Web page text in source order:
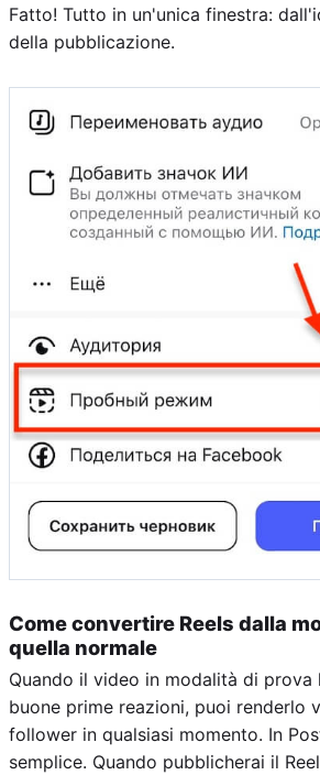
Fatto! Tutto in un'unica finestra:
della pubblicazione.
Come convertire Reels dalla
quella normale
Quando il video in modalità di prova
buone prime reazioni, puoi renderlo
follower in qualsiasi momento. In
semplice. Quando pubblicherai il